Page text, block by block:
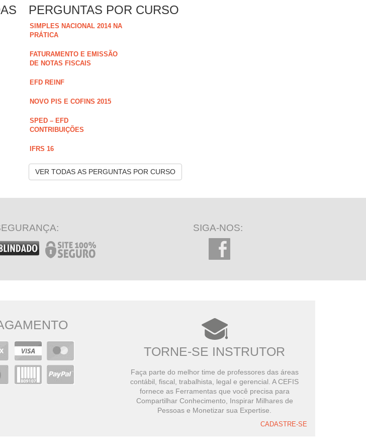
PERGUNTAS POR CURSO
SIMPLES NACIONAL 2014 NA
PRÁTICA
FATURAMENTO E EMISSÃO
DE NOTAS FISCAIS
EFD REINF
NOVO PIS E COFINS 2015
SPED – EFD
CONTRIBUIÇÕES
IFRS 16
VER TODAS AS PERGUNTAS POR CURSO
SIGA-NOS:
TORNE-SE INSTRUTOR
Faça parte do melhor time de professores das áreas
contábil, fiscal, trabalhista, legal e gerencial. A CEFIS
fornece as Ferramentas que você precisa para
Compartilhar Conhecimento, Inspirar Milhares de
Pessoas e Monetizar sua Expertise.
CADASTRE-SE